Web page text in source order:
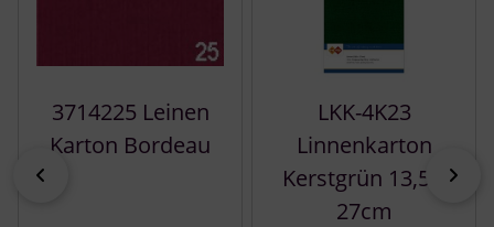
3714225 Leinen
Karton Bordeau
LKK-4K23
Linnenkarton
Kerstgrün 13,5 x
27cm